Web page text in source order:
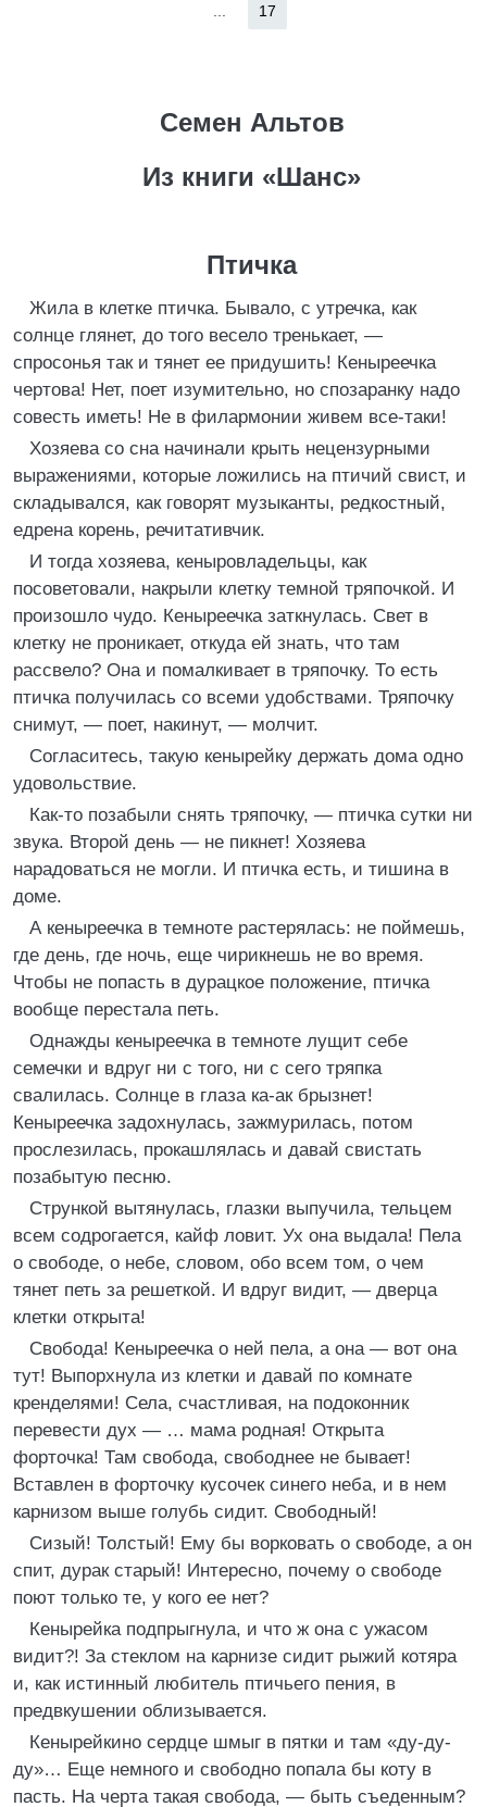
17
Семен Альтов
Из книги «Шанс»
Птичка
Жила в клетке птичка. Бывало, с утречка, как
солнце глянет, до того весело тренькает, —
спросонья так и тянет ее придушить! Кеныреечка
чертова! Нет, поет изумительно, но спозаранку надо
совесть иметь! Не в филармонии живем все-таки!
Хозяева со сна начинали крыть нецензурными
выражениями, которые ложились на птичий свист, и
складывался, как говорят музыканты, редкостный,
едрена корень, речитативчик.
И тогда хозяева, кеныровладельцы, как
посоветовали, накрыли клетку темной тряпочкой. И
произошло чудо. Кеныреечка заткнулась. Свет в
клетку не проникает, откуда ей знать, что там
рассвело? Она и помалкивает в тряпочку. То есть
птичка получилась со всеми удобствами. Тряпочку
снимут, — поет, накинут, — молчит.
Согласитесь, такую кенырейку держать дома одно
удовольствие.
Как-то позабыли снять тряпочку, — птичка сутки ни
звука. Второй день — не пикнет! Хозяева
нарадоваться не могли. И птичка есть, и тишина в
доме.
А кеныреечка в темноте растерялась: не поймешь,
где день, где ночь, еще чирикнешь не во время.
Чтобы не попасть в дурацкое положение, птичка
вообще перестала петь.
Однажды кеныреечка в темноте лущит себе
семечки и вдруг ни с того, ни с сего тряпка
свалилась. Солнце в глаза ка-ак брызнет!
Кеныреечка задохнулась, зажмурилась, потом
прослезилась, прокашлялась и давай свистать
позабытую песню.
Стрункой вытянулась, глазки выпучила, тельцем
всем содрогается, кайф ловит. Ух она выдала! Пела
о свободе, о небе, словом, обо всем том, о чем
тянет петь за решеткой. И вдруг видит, — дверца
клетки открыта!
Свобода! Кеныреечка о ней пела, а она — вот она
тут! Выпорхнула из клетки и давай по комнате
кренделями! Села, счастливая, на подоконник
перевести дух — … мама родная! Открыта
форточка! Там свобода, свободнее не бывает!
Вставлен в форточку кусочек синего неба, и в нем
карнизом выше голубь сидит. Свободный!
Сизый! Толстый! Ему бы ворковать о свободе, а он
спит, дурак старый! Интересно, почему о свободе
поют только те, у кого ее нет?
Кенырейка подпрыгнула, и что ж она с ужасом
видит?! За стеклом на карнизе сидит рыжий котяра
и, как истинный любитель птичьего пения, в
предвкушении облизывается.
Кенырейкино сердце шмыг в пятки и там «ду-ду-
ду»… Еще немного и свободно попала бы коту в
пасть. На черта такая свобода, — быть съеденным?